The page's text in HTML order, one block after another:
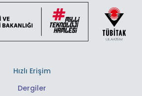
Hızlı Erişim
Dergiler